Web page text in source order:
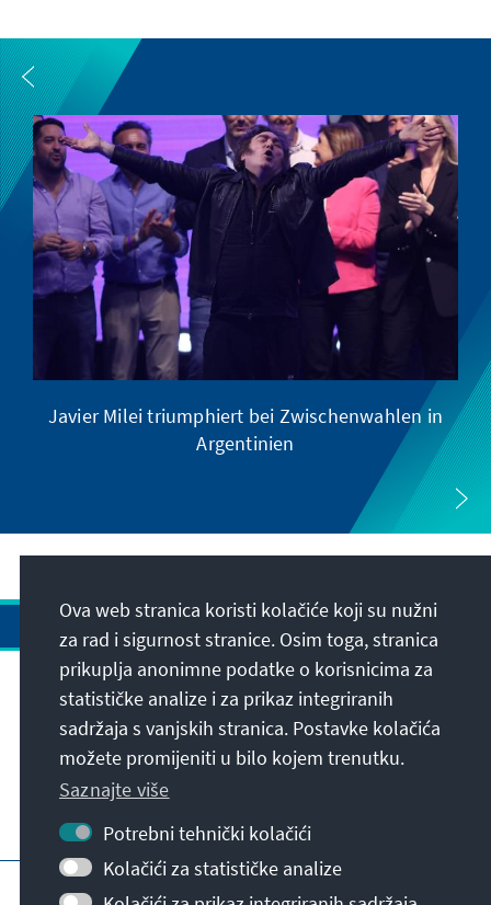
Javier Milei triumphiert bei Zwischenwahlen in
Argentinien
Adresa
Kontakt
Posjetite također
Početna stranica KAS-a
Ova web stranica koristi kolačiće koji su nužni
za rad i sigurnost stranice. Osim toga, stranica
prikuplja anonimne podatke o korisnicima za
statističke analize i za prikaz integriranih
sadržaja s vanjskih stranica. Postavke kolačića
možete promijeniti u bilo kojem trenutku.
Saznajte više
Potrebni tehnički kolačići
Kolačići za statističke analize